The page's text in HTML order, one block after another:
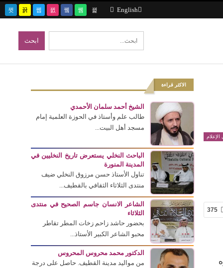
English
375
الاكثر قراءة
الشيخ أحمد سلمان الأحمدي
طالب علم وأستاذ في الحوزة العلمية إمام
مسجد أهل البيت...
الباحث النخلي يستعرض تاريخ النخليين في
المدينة المنورة
تناول الأستاذ حسن مرزوق النخلي ضيف
منتدى الثلاثاء الثقافي بالقطيف...
الشاعر الانسان جاسم الصحيح في منتدى
الثلاثاء
بحضور حاشد زاحم زخات المطر تقاطر
محبو الشاعر الكبير الأستاذ...
الدكتور محمد محروس المحروس
من مواليد مدينة القطيف. حاصل على درجة